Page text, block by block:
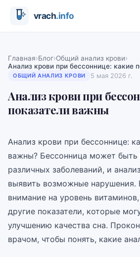
Главная›Блог›Общий анализ крови›
Анализ крови при бессоннице: какие
ОБЩИЙ АНАЛИЗ КРОВИ 5 мая 2026 г.
Анализ крови при
показатели важны
Анализ крови при бессоннице:
важны? Бессонница может быть
различных заболеваний, и
выявить возможные нарушения.
внимание на уровень
другие показатели, которые
улучшению качества сна.
врачом, чтобы понять, какие